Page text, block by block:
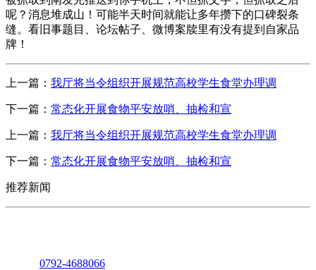
呢？消息堆成山！可能半天时间就能让多年攒下的口碑裂条
缝。看旧事题目、论坛帖子、微博案牍里有没有提到自家品
牌！
上一篇： 我厅将当令组织开展规范高校学生食堂办理调
下一篇： 常态化开展食物平安放哨、抽检和宣
上一篇： 我厅将当令组织开展规范高校学生食堂办理调
下一篇： 常态化开展食物平安放哨、抽检和宣
推荐新闻
0792-4688066